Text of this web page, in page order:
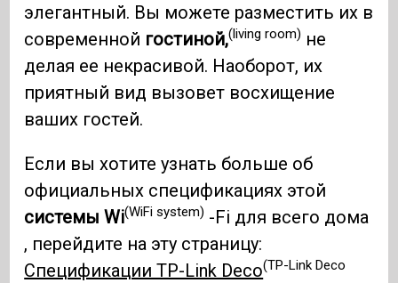
элегантный. Вы можете разместить их в
современной гостиной,(living room) не
делая ее некрасивой. Наоборот, их
приятный вид вызовет восхищение
ваших гостей.
Если вы хотите узнать больше об
официальных спецификациях этой
системы Wi(WiFi system) -Fi для всего дома
, перейдите на эту страницу:
Спецификации TP-Link Deco(TP-Link Deco